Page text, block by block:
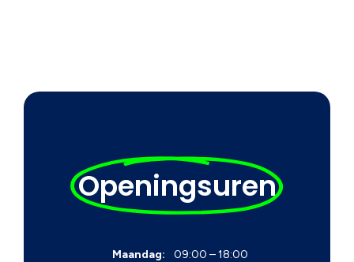
Openingsuren
Maandag:
09:00 – 18:00